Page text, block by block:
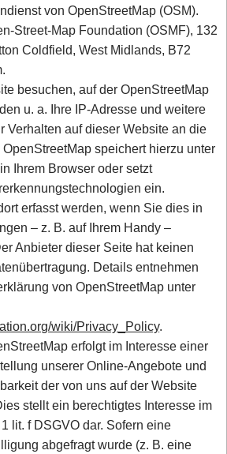
von OpenStreetMap (OSM).
Street-Map Foundation (OSMF), 132
Coldfield, West Midlands, B72
besuchen, auf der OpenStreetMap
u. a. Ihre IP-Adresse und weitere
Verhalten auf dieser Website an die
speichert hierzu unter
Ihrem Browser oder setzt
ein.
erfasst werden, wenn Sie dies in
– z. B. auf Ihrem Handy –
Anbieter dieser Seite hat keinen
Details entnehmen
von OpenStreetMap unter
wiki/Privacy_Policy.
erfolgt im Interesse einer
unserer Online-Angebote und
der von uns auf der Website
stellt ein berechtigtes Interesse im
lit. f DSGVO dar. Sofern eine
abgefragt wurde (z. B. eine